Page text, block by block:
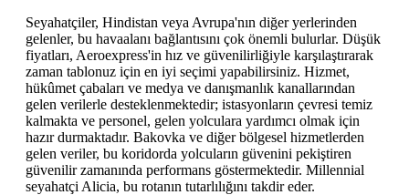
Seyahatçiler, Hindistan veya Avrupa'nın diğer yerlerinden
gelenler, bu havaalanı bağlantısını çok önemli bulurlar. Düşük
fiyatları, Aeroexpress'in hız ve güvenilirliğiyle karşılaştırarak
zaman tablonuz için en iyi seçimi yapabilirsiniz. Hizmet,
hükûmet çabaları ve medya ve danışmanlık kanallarından
gelen verilerle desteklenmektedir; istasyonların çevresi temiz
kalmakta ve personel, gelen yolculara yardımcı olmak için
hazır durmaktadır. Bakovka ve diğer bölgesel hizmetlerden
gelen veriler, bu koridorda yolcuların güvenini pekiştiren
güvenilir zamanında performans göstermektedir. Millennial
seyahatçi Alicia, bu rotanın tutarlılığını takdir eder.